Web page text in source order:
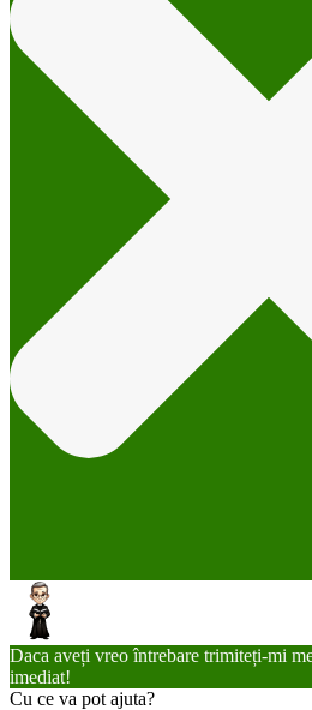
Daca aveți vreo întrebare trimiteți-mi
imediat!
Cu ce va pot ajuta?